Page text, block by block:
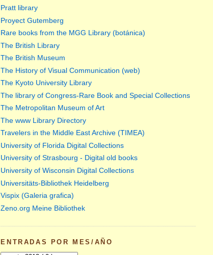
Pratt library
Proyect Gutemberg
Rare books from the MGG Library (botánica)
The British Library
The British Museum
The History of Visual Communication (web)
The Kyoto University Library
The library of Congress-Rare Book and Special Collections
The Metropolitan Museum of Art
The www Library Directory
Travelers in the Middle East Archive (TIMEA)
University of Florida Digital Collections
University of Strasbourg - Digital old books
University of Wisconsin Digital Collections
Universitäts-Bibliothek Heidelberg
Vispix (Galeria grafica)
Zeno.org Meine Bibliothek
ENTRADAS POR MES/AÑO